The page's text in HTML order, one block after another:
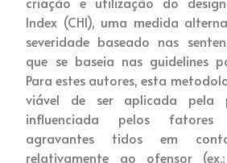
Index (CHI), uma medida
severidade baseado nas
que se baseia nas guidelines
Para estes autores, esta
viável de ser aplicada
influenciada pelos fatores
agravantes tidos em
relativamente ao ofensor